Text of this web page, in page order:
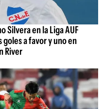
Silvera en la Liga AUF
goles a favor y uno en
River